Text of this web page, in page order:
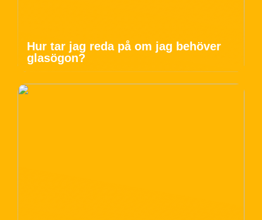
Hur tar jag reda på om jag behöver
glasögon?